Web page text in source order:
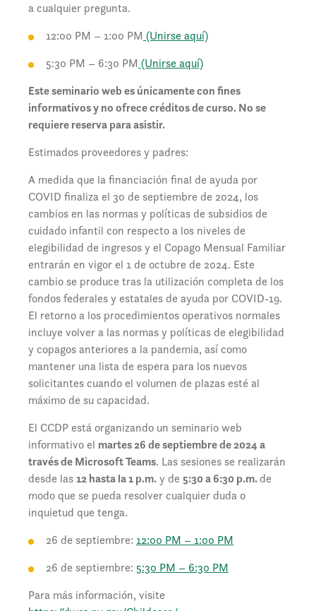
a cualquier pregunta.
12:00 PM – 1:00 PM (Unirse aquí)
5:30 PM – 6:30 PM (Unirse aquí)
Este seminario web es únicamente con fines
informativos y no ofrece créditos de curso. No se
requiere reserva para asistir.
Estimados proveedores y padres:
A medida que la financiación final de ayuda por
COVID finaliza el 30 de septiembre de 2024, los
cambios en las normas y políticas de subsidios de
cuidado infantil con respecto a los niveles de
elegibilidad de ingresos y el Copago Mensual Familiar
entrarán en vigor el 1 de octubre de 2024. Este
cambio se produce tras la utilización completa de los
fondos federales y estatales de ayuda por COVID-19.
El retorno a los procedimientos operativos normales
incluye volver a las normas y políticas de elegibilidad
y copagos anteriores a la pandemia, así como
mantener una lista de espera para los nuevos
solicitantes cuando el volumen de plazas esté al
máximo de su capacidad.
El CCDP está organizando un seminario web
informativo el martes 26 de septiembre de 2024 a
través de Microsoft Teams. Las sesiones se realizarán
desde las12 hasta la 1 p.m.y de 5:30 a 6:30 p.m.de
modo que se pueda resolver cualquier duda o
inquietud que tenga.
26 de septiembre: 12:00 PM – 1:00 PM
26 de septiembre: 5:30 PM – 6:30 PM
Para más información, visite